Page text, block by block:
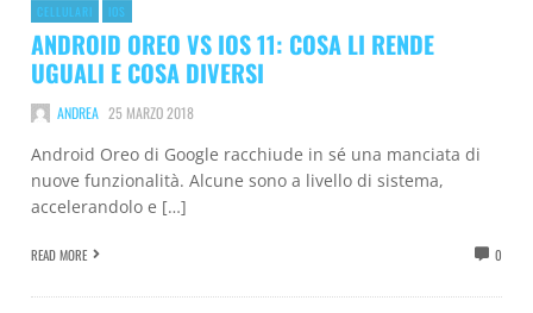
CELLULARI IOS
ANDROID OREO VS IOS 11: COSA LI RENDE
UGUALI E COSA DIVERSI
ANDREA 25 MARZO 2018
Android Oreo di Google racchiude in sé una manciata di
nuove funzionalità. Alcune sono a livello di sistema,
accelerandolo e […]
READ MORE 0